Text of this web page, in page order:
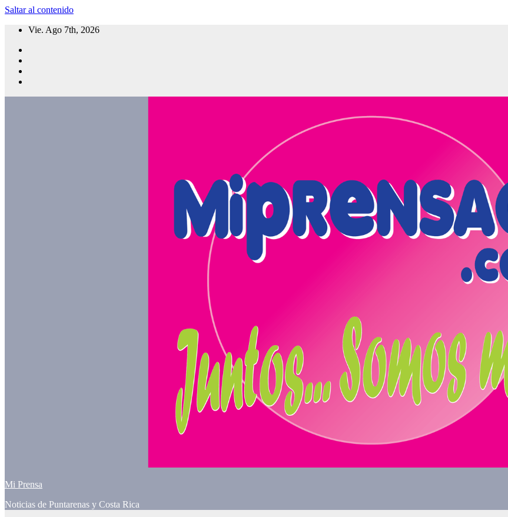
Saltar al contenido
Vie. Ago 7th, 2026
Mi Prensa
Noticias de Puntarenas y Costa Rica